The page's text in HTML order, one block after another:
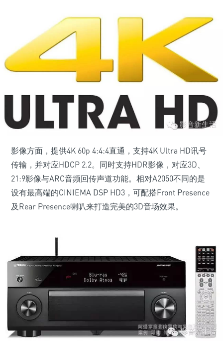
影像方面，提供4K 60p 4:4:4直通，支持4K Ultra HD讯号
传输，并对应HDCP 2.2。同时支持HDR影像，对应3D、
21:9影像与ARC音频回传声道功能。相对A2050不同的是
设有最高端的CINIEMA DSP HD3，可配搭Front Presence
及Rear Presence喇叭来打造完美的3D音场效果。